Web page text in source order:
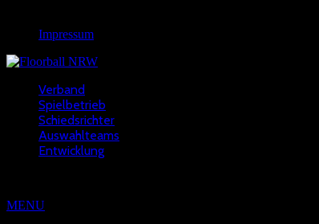
Impressum
Verband
Spielbetrieb
Schiedsrichter
Auswahlteams
Entwicklung
MENU